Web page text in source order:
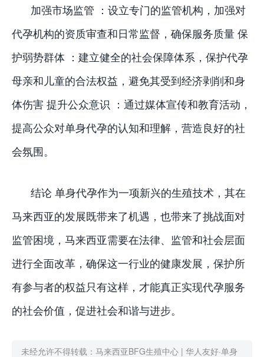
加强市场监管 ：设立专门的监管机构，加强对
代孕机构的资质审查和日常监督，确保服务质量 保
护弱势群体 ：建立健全的社会保障体系，保护代孕
母亲和儿童的合法权益，避免其受到经济剥削和身
体伤害 提升公众意识 ：通过媒体宣传和教育活动，
提高公众对单身代孕的认知和理解，营造良好的社
会氛围。
结论 单身代孕作为一项新兴的生殖技术，其在
马来西亚的发展既带来了机遇，也带来了挑战面对
监管困境，马来西亚需要在法律、监管和社会层面
进行全面改革，确保这一行业的健康发展，保护所
有参与者的权益只有这样，才能真正实现代孕服务
的社会价值，促进社会和谐与进步。
未经允许不得转载： 马来西亚BFG生殖中心 | 华人友好·单身